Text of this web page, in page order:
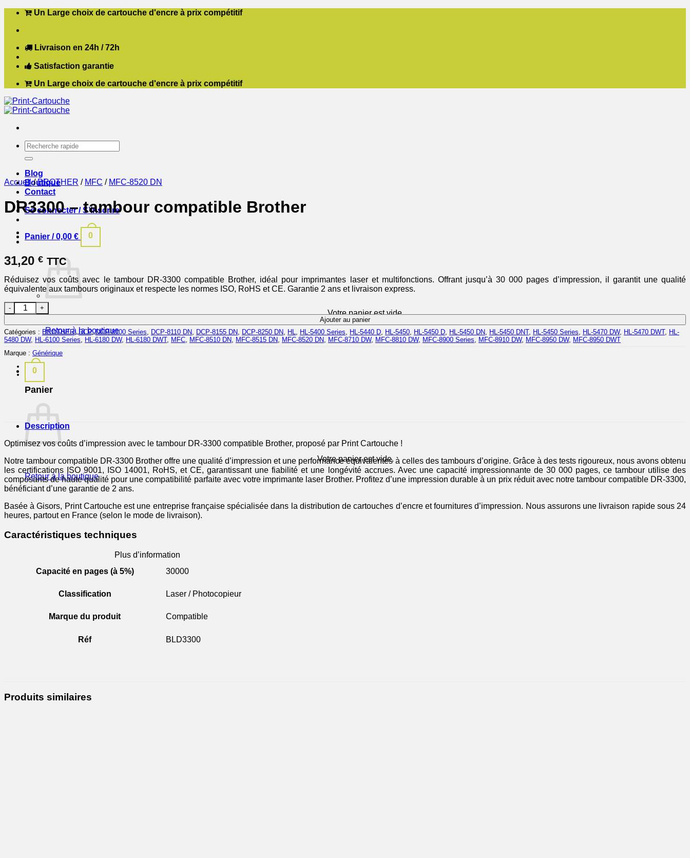
Passer
contenu
Un Large choix de cartouche d'encre à prix compétitif
Livraison en 24h / 72h
Satisfaction garantie
Un Large choix de cartouche d'encre à prix compétitif
Recherche
pour :
Blog
Boutique
Contact
Se connecter / S’inscrire
Panier /0,00 € 0
Votre panier est vide.
Retour à la boutique
0
Panier
Votre panier est vide.
Retour à la boutique
Accueil / BROTHER / MFC / MFC-8520 DN
DR3300 – tambour compatible Brother
31,20 € TTC
Réduisez vos coûts avec le tambour DR-3300 compatible Brother, idéal pour imprimantes laser et multifonctions. Offrant jusqu’à 30 000 pages d’impression, il garantit une qualité
équivalente aux tambours originaux et respecte les normes ISO, RoHS et CE. Garantie 2 ans et livraison express.
quantité de DR3300 - tambour compatible Brother
Ajouter au panier
Catégories : BROTHER, DCP,DCP-8100 Series DCP-8110 DN DCP-8155 DN DCP-8250 DN HL HL-5400 Series HL-5440 D HL-5450 HL-5450 D HL-5450 DN HL-5450 DNT, HL-5450 Series HL-5470 DW, HL-5470 DWT, HL-
5480 DW, HL-6100 Series HL-6180 DW, HL-6180 DWT, MFC MFC-8510 DN MFC-8515 DN MFC-8520 DN MFC-8710 DW, MFC-8810 DW, MFC-8900 Series MFC-8910 DW, MFC-8950 DW, MFC-8950 DWT
Marque : Générique
Description
Optimisez vos coûts d’impression avec le tambour DR-3300 compatible Brother, proposé par Print Cartouche !
Notre tambour compatible DR-3300 Brother offre une qualité d’impression et une performance équivalentes à celles des tambours d’origine. Grâce à des tests rigoureux, nous avons obtenu
les certifications ISO 9001, ISO 14001, RoHS, et CE, garantissant une fiabilité et une longévité accrues. Avec une capacité impressionnante de 30 000 pages, ce tambour utilise des
composants de haute qualité pour une compatibilité parfaite avec votre imprimante laser Brother. Profitez d’une impression durable à un prix réduit avec notre tambour compatible DR-3300,
bénéficiant d’une garantie de 2 ans.
Basée à Gisors, Print Cartouche est une entreprise française spécialisée dans la distribution de cartouches d’encre et fournitures d’impression. Nous assurons une livraison rapide sous 24
heures, partout en France (selon le mode de livraison).
Caractéristiques techniques
Plus d’information
Capacité en pages (à 5%)
30000
Classification Laser / Photocopieur
Marque du produit Compatible
Réf BLD3300
Produits similaires